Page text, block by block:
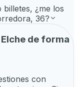
¿me los
36?
Elche de forma
con